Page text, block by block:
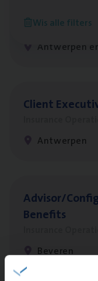
Wis alle filters
Insurance
Antwerpen
Client
Antwerpen
Advisor/​
Benefits
Beveren